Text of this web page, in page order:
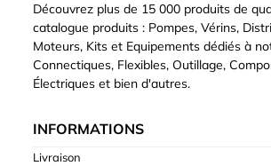
Découvrez plus de 15 000 produits de
catalogue produits : Pompes, Vérins,
Moteurs, Kits et Equipements dédiés à
Connectiques, Flexibles, Outillage,
Électriques et bien d'autres.
INFORMATIONS
Livraison